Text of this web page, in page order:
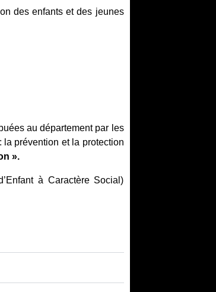
des enfants et des jeunes
au département par les
la prévention et la protection
».
à Caractère Social)